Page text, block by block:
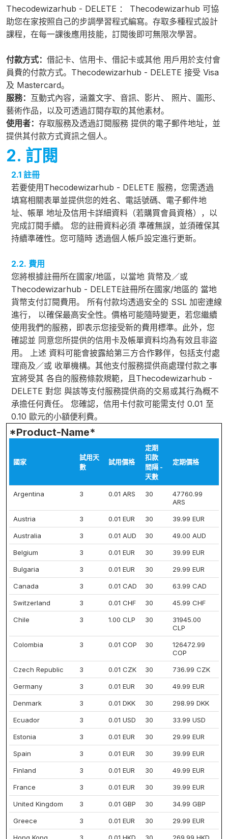
Thecodewizarhub - DELETE ：
Thecodewizarhub 可協
助您在家按照自己的步調學習程式編寫。存取多種程式設計
課程，在每一課後應用技能，訂閱後即可無限次學習。
付款方式： 借記卡、信用卡、借記卡或其他 用戶用於支付會
員費的付款方式。Thecodewizarhub - DELETE 接受 Visa
及 Mastercard。
服務： 互動式內容，涵蓋文字、音訊、影片、 照片、圖形、
藝術作品，以及可透過訂閱存取的其他素材。
使用者： 存取服務及透過訂閱服務 提供的電子郵件地址，並
提供其付款方式資訊之個人。
2. 訂閱
2.1 註冊
若要使用Thecodewizarhub - DELETE 服務，您需透過
填寫相關表單並提供您的姓名、電話號碼、電子郵件地
址、帳單 地址及信用卡詳細資料（若購買會員資格），以
完成訂閱手續。 您的註冊資料必須 準確無誤，並須確保其
持續準確性。您可隨時 透過個人帳戶設定進行更新。
2.2. 費用
您將根據註冊所在國家/地區，以當地 貨幣及／或
Thecodewizarhub - DELETE註冊所在國家/地區的 當地
貨幣支付訂閱費用。 所有付款均透過安全的 SSL 加密連線
進行， 以確保最高安全性。價格可能隨時變更，若您繼續
使用我們的服務，即表示您接受新的費用標準。此外，您
確認並 同意您所提供的信用卡及帳單資料均為有效且非盜
用。 上述 資料可能會披露給第三方合作夥伴，包括支付處
理商及／或 收單機構。其他支付服務提供商處理付款之事
宜將受其 各自的服務條款規範，且Thecodewizarhub -
DELETE 對您 與該等支付服務提供商的交易或其行為概不
承擔任何責任。 您確認，信用卡付款可能需支付 0.01 至
0.10 歐元的小額便利費。
*Product-Name*
國家
試用天
數
試用價格
定期
扣款
間隔 -
天數
定期價格
Argentina 3 0.01 ARS 30
47760.99
ARS
Austria 3 0.01 EUR 30 39.99 EUR
Australia 3 0.01 AUD 30 49.00 AUD
Belgium 3 0.01 EUR 30 39.99 EUR
Bulgaria 3 0.01 EUR 30 29.99 EUR
Canada 3 0.01 CAD 30 63.99 CAD
Switzerland 3 0.01 CHF 30 45.99 CHF
Chile 3 1.00 CLP 30
31945.00
CLP
Colombia 3 0.01 COP 30
126472.99
COP
Czech Republic 3 0.01 CZK 30 736.99 CZK
Germany 3 0.01 EUR 30 49.99 EUR
Denmark 3 0.01 DKK 30 298.99 DKK
Ecuador 3 0.01 USD 30 33.99 USD
Estonia 3 0.01 EUR 30 29.99 EUR
Spain 3 0.01 EUR 30 39.99 EUR
Finland 3 0.01 EUR 30 49.99 EUR
France 3 0.01 EUR 30 39.99 EUR
United Kingdom 3 0.01 GBP 30 34.99 GBP
Greece 3 0.01 EUR 30 29.99 EUR